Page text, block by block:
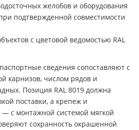
желобов и оборудования
подтвержденной совместимости
с цветовой ведомостью RAL
сведения сопоставляют с
карнизов, числом рядов и
Позиция RAL 8019 должна
поставки, а крепеж и
с монтажной системой мягкой
сохранность окрашенной